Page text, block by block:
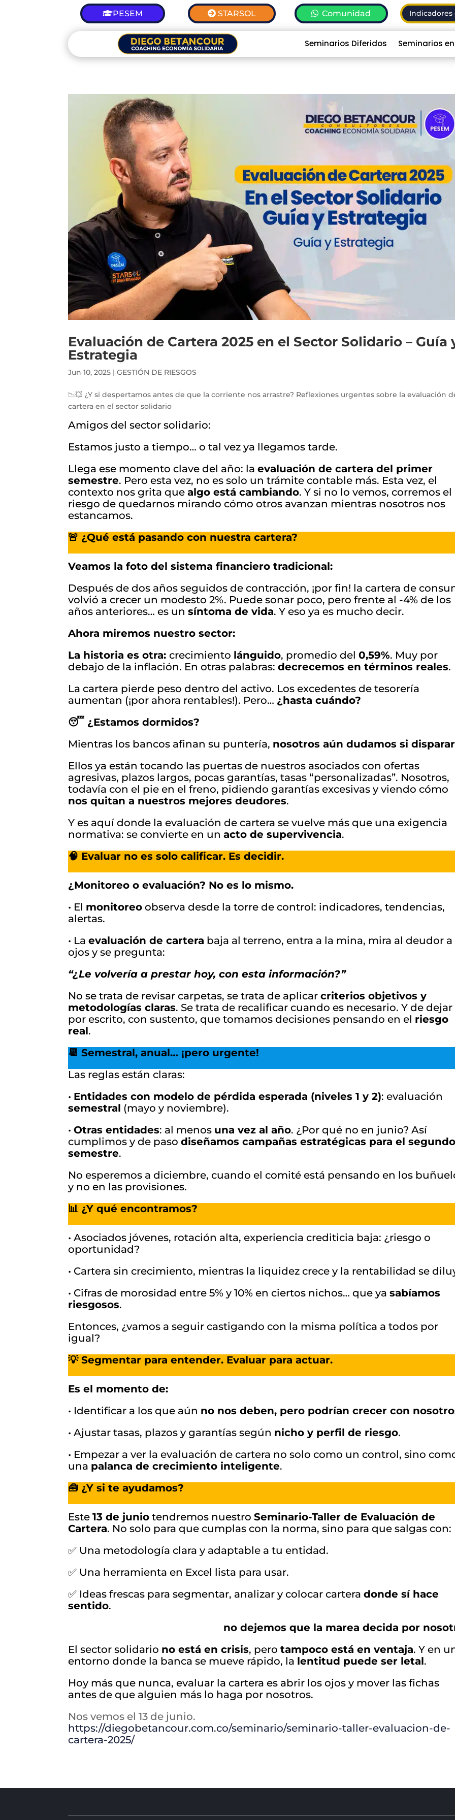
PESEM STARSOL Comunidad Indicadores
Seminarios Diferidos Seminarios
Evaluación de Cartera 2025 en el Sector Solidario – Guía
Estrategia
Jun 10, 2025 |GESTIÓN DE RIESGOS
📉💥 ¿Y si despertamos antes de que la corriente nos arrastre? Reflexiones urgentes sobre la evaluación
cartera en el sector solidario
Amigos del sector solidario:
Estamos justo a tiempo… o tal vez ya llegamos tarde.
Llega ese momento clave del año: laevaluación de cartera del primer
semestre. Pero esta vez, no es solo un trámite contable más. Esta vez, el
contexto nos grita quealgo está cambiando. Y si no lo vemos, corremos el
riesgo de quedarnos mirando cómo otros avanzan mientras nosotros nos
estancamos.
🚨 ¿Qué está pasando con nuestra cartera?
Veamos la foto del sistema financiero tradicional:
Después de dos años seguidos de contracción, ¡por fin! la cartera de
volvió a crecer un modesto 2%. Puede sonar poco, pero frente al -4% de los
años anteriores… es unsíntoma de vida. Y eso ya es mucho decir.
Ahora miremos nuestro sector:
La historia es otra:crecimiento lánguido, promedio del0,59%. Muy por
debajo de la inflación. En otras palabras:decrecemos en términos reales.
La cartera pierde peso dentro del activo. Los excedentes de tesorería
aumentan (¡por ahora rentables!). Pero… ¿hasta cuándo?
😴 ¿Estamos dormidos?
Mientras los bancos afinan su puntería, nosotros aún dudamos si disparar
Ellos ya están tocando las puertas de nuestros asociados con ofertas
agresivas, plazos largos, pocas garantías, tasas “personalizadas”. Nosotros,
todavía con el pie en el freno, pidiendo garantías excesivas y viendo cómo
nos quitan a nuestros mejores deudores.
Y es aquí donde la evaluación de cartera se vuelve más que una exigencia
normativa: se convierte en unacto de supervivencia.
🧠 Evaluar no es solo calificar. Es decidir.
¿Monitoreo o evaluación? No es lo mismo.
• El monitoreo observa desde la torre de control: indicadores, tendencias,
alertas.
• Laevaluación de cartera baja al terreno, entra a la mina, mira al deudor a
ojos y se pregunta:
“¿Le volvería a prestar hoy, con esta información?”
No se trata de revisar carpetas, se trata de aplicarcriterios objetivos y
metodologías claras. Se trata de recalificar cuando es necesario. Y de dejar
por escrito, con sustento, que tomamos decisiones pensando en el riesgo
real.
📆 Semestral, anual… ¡pero urgente!
Las reglas están claras:
• Entidades con modelo de pérdida esperada (niveles 1 y 2): evaluación
semestral (mayo y noviembre).
•Otras entidades: al menos una vez al año. ¿Por qué no en junio? Así
cumplimos y de pasodiseñamos campañas estratégicas para el
semestre.
No esperemos a diciembre, cuando el comité está pensando en los
y no en las provisiones.
📊 ¿Y qué encontramos?
• Asociados jóvenes, rotación alta, experiencia crediticia baja: ¿riesgo o
oportunidad?
• Cartera sin crecimiento, mientras la liquidez crece y la rentabilidad se
• Cifras de morosidad entre 5% y 10% en ciertos nichos… que yasabíamos
riesgosos.
Entonces, ¿vamos a seguir castigando con la misma política a todos por
igual?
💡 Segmentar para entender. Evaluar para actuar.
Es el momento de:
• Identificar a los que aún no nos deben, pero podrían crecer con
• Ajustar tasas, plazos y garantías según nicho y perfil de riesgo.
• Empezar a ver la evaluación de cartera no solo como un control, sino
una palanca de crecimiento inteligente.
🧰 ¿Y si te ayudamos?
Este13 de junio tendremos nuestroSeminario-Taller de Evaluación de
Cartera. No solo para que cumplas con la norma, sino para que salgas con:
✅ Una metodología clara y adaptable a tu entidad.
✅ Una herramienta en Excel lista para usar.
✅ Ideas frescas para segmentar, analizar y colocar carteradonde sí hace
sentido.
no dejemos que la marea decida por
El sector solidario no está en crisis, perotampoco está en ventaja. Y en
entorno donde la banca se mueve rápido, la lentitud puede ser letal.
Hoy más que nunca, evaluar la cartera es abrir los ojos y mover las fichas
antes de que alguien más lo haga por nosotros.
Nos vemos el 13 de junio.
https://diegobetancour.com.co/seminario/seminario-taller-evaluacion-de-
cartera-2025/